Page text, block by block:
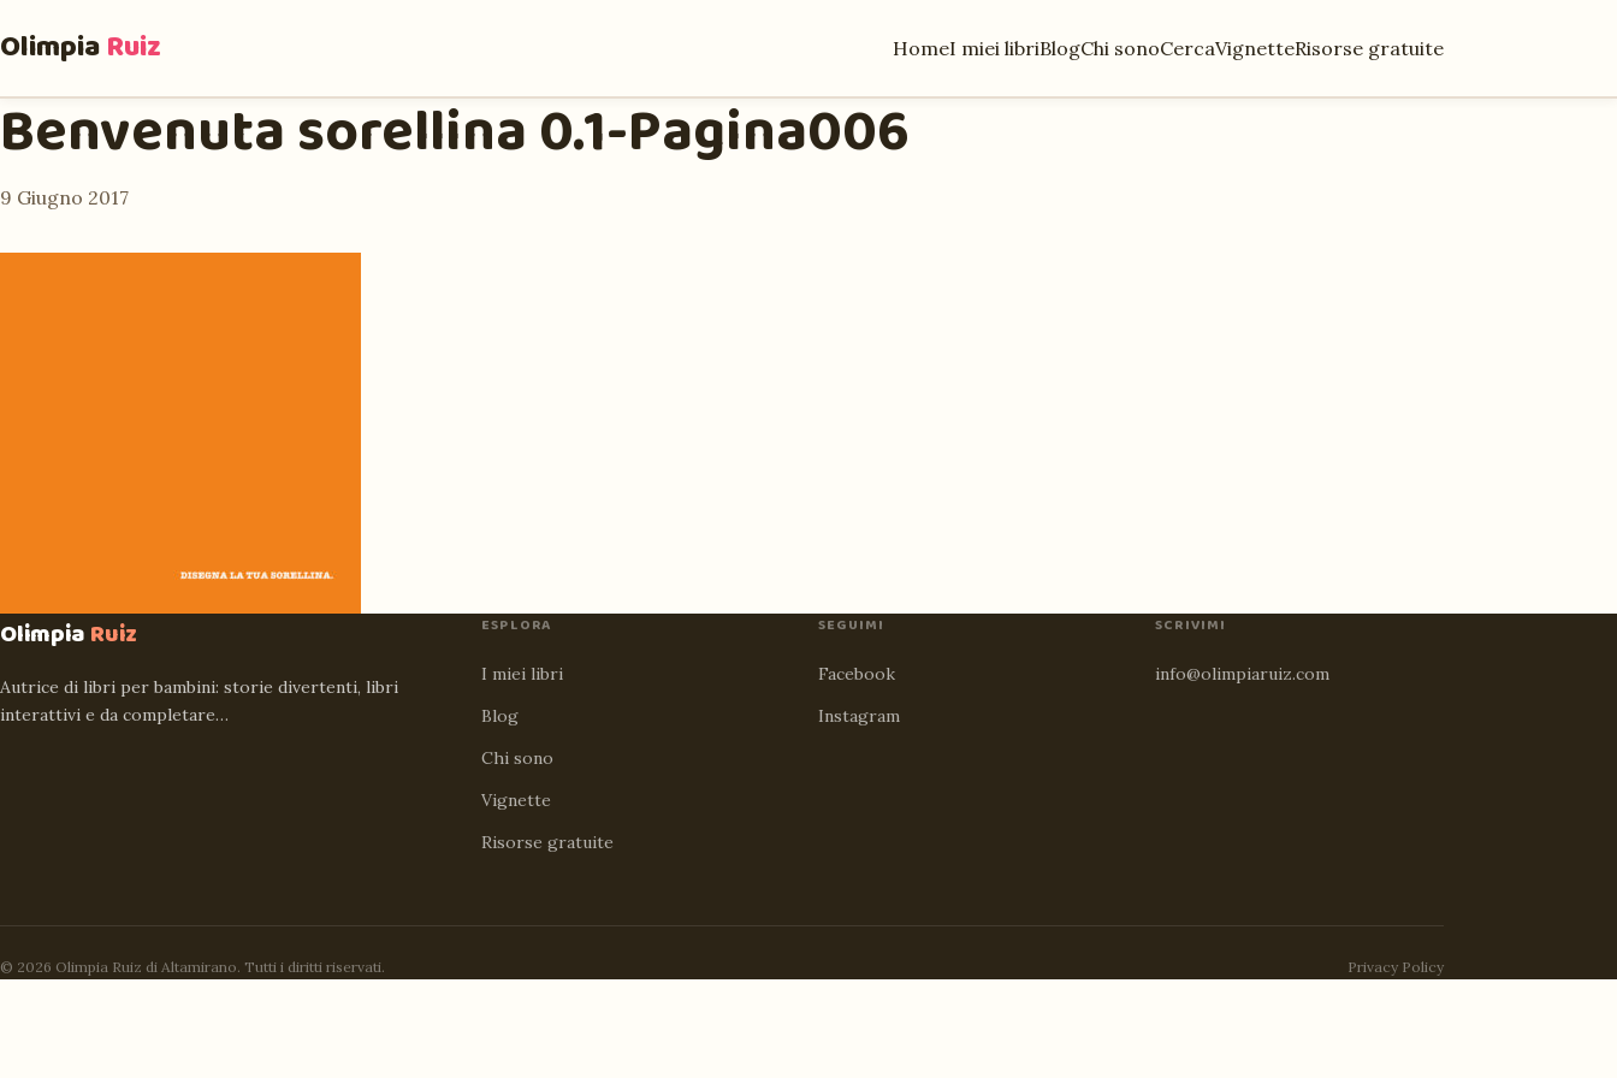
OlimpiaRuiz HomeI miei libriBlogChi sonoCercaVignetteRisorse gratuite
Benvenuta sorellina 0.1-Pagina006
9 Giugno 2017
OlimpiaRuiz
Autrice di libri per bambini: storie divertenti, libri
interattivi e da completare…
ESPLORA
I miei libri
Blog
Chi sono
Vignette
Risorse gratuite
SEGUIMI
Facebook
Instagram
SCRIVIMI
info@olimpiaruiz.com
© 2026 Olimpia Ruiz di Altamirano. Tutti i diritti riservati. Privacy Policy